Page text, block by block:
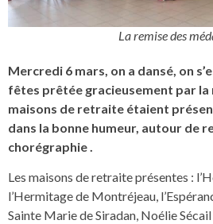
La remise des
Mercredi 6 mars, on a dansé, on
fêtes prêtée gracieusement par la
maisons de retraite étaient
dans la bonne humeur, autour de
chorégraphie .
Les maisons de retraite présentes :
l’Hermitage de Montréjeau,
Sainte Marie de Siradan, Noélie